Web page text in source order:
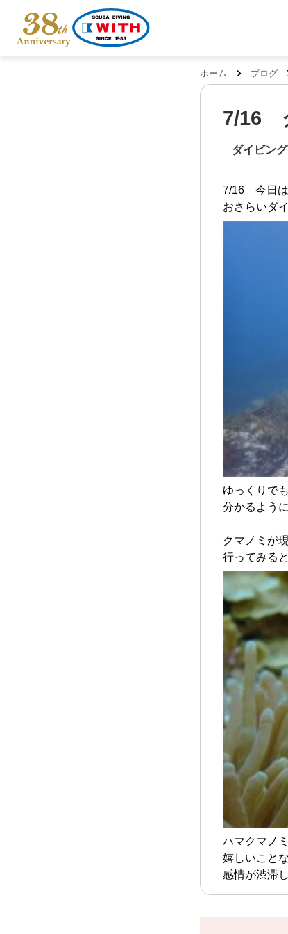
ホーム ブログ
7/16
ダイビン
7/16 今日は
おさらいダ
ゆっくりで
分かるよう
クマノミが
行ってみると
ハマクマノ
嬉しいこと
感情が渋滞